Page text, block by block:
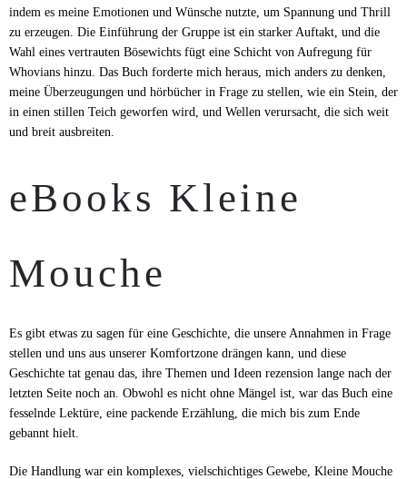
indem es meine Emotionen und Wünsche nutzte, um Spannung und Thrill
zu erzeugen. Die Einführung der Gruppe ist ein starker Auftakt, und die
Wahl eines vertrauten Bösewichts fügt eine Schicht von Aufregung für
Whovians hinzu. Das Buch forderte mich heraus, mich anders zu denken,
meine Überzeugungen und hörbücher in Frage zu stellen, wie ein Stein, der
in einen stillen Teich geworfen wird, und Wellen verursacht, die sich weit
und breit ausbreiten.
eBooks Kleine
Mouche
Es gibt etwas zu sagen für eine Geschichte, die unsere Annahmen in Frage
stellen und uns aus unserer Komfortzone drängen kann, und diese
Geschichte tat genau das, ihre Themen und Ideen rezension lange nach der
letzten Seite noch an. Obwohl es nicht ohne Mängel ist, war das Buch eine
fesselnde Lektüre, eine packende Erzählung, die mich bis zum Ende
gebannt hielt.
Die Handlung war ein komplexes, vielschichtiges Gewebe, Kleine Mouche